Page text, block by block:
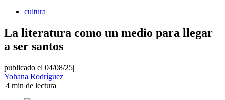
cultura
La literatura como un medio para llegar
a ser santos
publicado el 04/08/25|
Yohana Rodríguez
|4 min de lectura